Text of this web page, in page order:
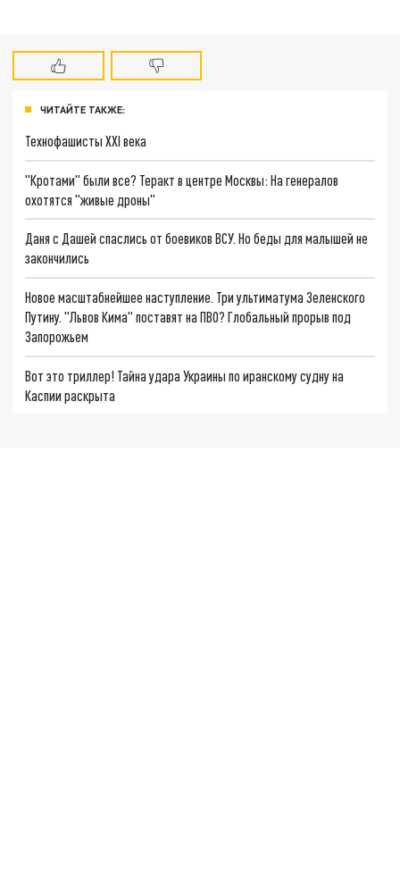
ЧИТАЙТЕ ТАКЖЕ:
Технофашисты XXI века
"Кротами" были все? Теракт в центре Москвы: На генералов
охотятся "живые дроны"
Даня с Дашей спаслись от боевиков ВСУ. Но беды для малышей не
закончились
Новое масштабнейшее наступление. Три ультиматума Зеленского
Путину. "Львов Кима" поставят на ПВО? Глобальный прорыв под
Запорожьем
Вот это триллер! Тайна удара Украины по иранскому судну на
Каспии раскрыта